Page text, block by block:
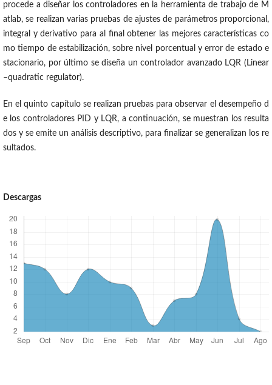
procede a diseñar los controladores en la herramienta de trabajo de M
atlab, se realizan varias pruebas de ajustes de parámetros proporcional,
integral y derivativo para al final obtener las mejores características co
mo tiempo de estabilización, sobre nivel porcentual y error de estado e
stacionario, por último se diseña un controlador avanzado LQR (Linear
–quadratic regulator).
En el quinto capítulo se realizan pruebas para observar el desempeño d
e los controladores PID y LQR, a continuación, se muestran los resulta
dos y se emite un análisis descriptivo, para finalizar se generalizan los re
sultados.
Descargas